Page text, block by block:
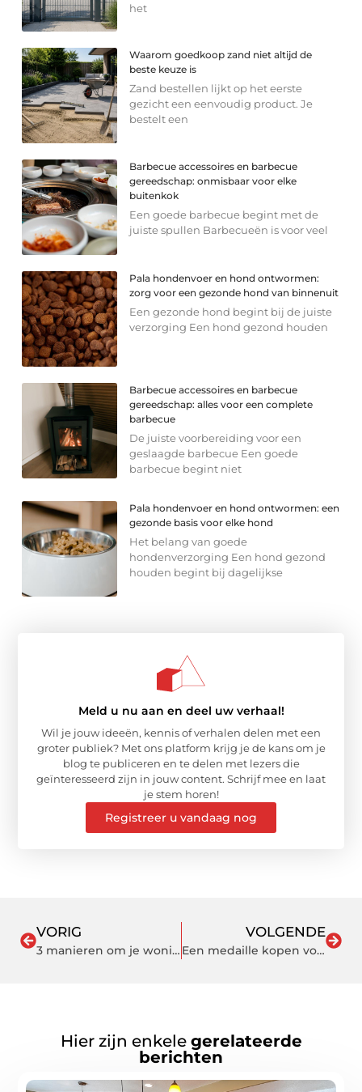
het
Waarom goedkoop zand niet altijd de
beste keuze is
Zand bestellen lijkt op het eerste
gezicht een eenvoudig product. Je
bestelt een
Barbecue accessoires en barbecue
gereedschap: onmisbaar voor elke
buitenkok
Een goede barbecue begint met de
juiste spullen Barbecueën is voor veel
Pala hondenvoer en hond ontwormen:
zorg voor een gezonde hond van binnenuit
Een gezonde hond begint bij de juiste
verzorging Een hond gezond houden
Barbecue accessoires en barbecue
gereedschap: alles voor een complete
barbecue
De juiste voorbereiding voor een
geslaagde barbecue Een goede
barbecue begint niet
Pala hondenvoer en hond ontwormen: een
gezonde basis voor elke hond
Het belang van goede
hondenverzorging Een hond gezond
houden begint bij dagelijkse
Meld u nu aan en deel uw verhaal!
Wil je jouw ideeën, kennis of verhalen delen met een
groter publiek? Met ons platform krijg je de kans om je
blog te publiceren en te delen met lezers die
geïnteresseerd zijn in jouw content. Schrijf mee en laat
je stem horen!
Registreer u vandaag nog
VORIG
3 manieren om je woning een frisse boost te geven
VOLGENDE
Een medaille kopen voor een actief kinderfeestje
Hier zijn enkele gerelateerde
berichten